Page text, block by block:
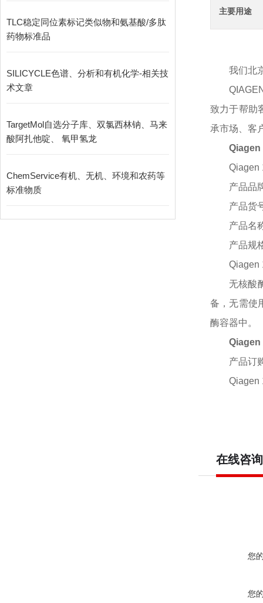
TLC稳定同位素标记类似物和氨基酸/多肽
药物标准品
SILICYCLE色谱、分析和有机化学-相关技
术文章
TargetMol自选分子库、双氯西林钠、马来
酸阿扎他啶、 氧甲氢龙
ChemService有机、无机、环境和农药等
标准物质
主要用途
我们北
致力于帮助
承市场、客
Qiagen
Qiagen
产品品
产品货
产品名
产品规
Qiagen
无核酸
备，无需使
酶容器中。
Qiagen
产品订
Qiagen
在线咨询
您
您